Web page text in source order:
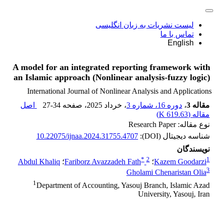
لیست نشریات به زبان انگلیسی
تماس با ما
English
A model for an integrated reporting framework with
an Islamic approach (Nonlinear analysis-fuzzy logic)
International Journal of Nonlinear Analysis and Applications
مقاله 3
، دوره 16، شماره 3 ، خرداد 2025 ، صفحه 27-34
اصل
مقاله (619.63 K
)
نوع مقاله: Research Paper
شناسه دیجیتال (DOI):
10.22075/ijnaa.2024.31755.4707
نویسندگان
Kazem Goodarzi1 ؛ Fariborz Avazzadeh Fath* 2 ؛ Abdul Khaliq
Gholami Chenaristan Olia3
1Department of Accounting, Yasouj Branch, Islamic Azad
University, Yasouj, Iran